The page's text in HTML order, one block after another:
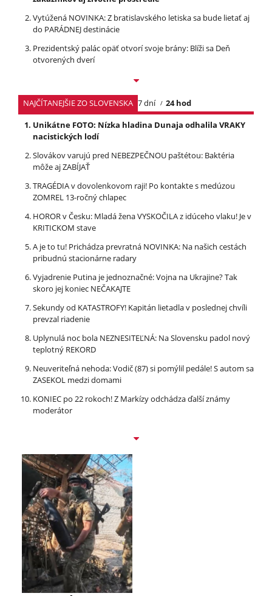
Vytúžená NOVINKA: Z bratislavského letiska sa bude lietať aj
do PARÁDNEJ destinácie
Prezidentský palác opäť otvorí svoje brány: Blíži sa Deň
otvorených dverí
NAJČÍTANEJŠIE ZO SLOVENSKA 7 dní
24 hod
Unikátne FOTO: Nízka hladina Dunaja odhalila VRAKY
nacistických lodí
Slovákov varujú pred NEBEZPEČNOU paštétou: Baktéria
môže aj ZABÍJAŤ
TRAGÉDIA v dovolenkovom raji! Po kontakte s medúzou
ZOMREL 13-ročný chlapec
HOROR v Česku: Mladá žena VYSKOČILA z idúceho vlaku! Je v
KRITICKOM stave
A je to tu! Prichádza prevratná NOVINKA: Na našich cestách
pribudnú stacionárne radary
Vyjadrenie Putina je jednoznačné: Vojna na Ukrajine? Tak
skoro jej koniec NEČAKAJTE
Sekundy od KATASTROFY! Kapitán lietadla v poslednej chvíli
prevzal riadenie
Uplynulá noc bola NEZNESITEĽNÁ: Na Slovensku padol nový
teplotný REKORD
Neuveriteľná nehoda: Vodič (87) si pomýlil pedále! S autom sa
ZASEKOL medzi domami
KONIEC po 22 rokoch! Z Markízy odchádza ďalší známy
moderátor